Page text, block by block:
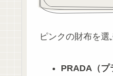
ピンクの財布を選
PRADA（プ